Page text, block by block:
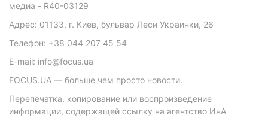
медиа - R40-03129
Адрес: 01133, г. Киев, бульвар Леси Украинки, 26
Телефон: +38 044 207 45 54
E-mail: info@focus.ua
FOCUS.UA — больше чем просто новости.
Перепечатка, копирование или воспроизведение
информации, содержащей ссылку на агентство ИнА